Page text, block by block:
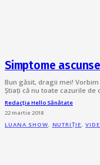
Simptome
Bun găsit, dragii mei!
Știați că nu toate cazurile de
Redacția Hello Sănătate
22 martie 2018
LUANA SHOW, NUTRIȚIE,